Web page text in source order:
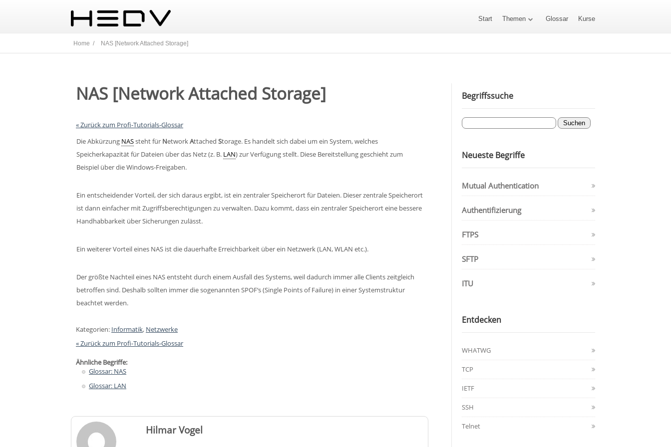
Start Themen Glossar Kurse
Home / NAS [Network Attached Storage]
NAS [Network Attached Storage]
« Zurück zum Profi-Tutorials-Glossar
Die Abkürzung NASsteht für NetworkAttached Storage. Es handelt sich dabei um ein System, welches
Speicherkapazität für Dateien über das Netz (z. B. LAN) zur Verfügung stellt. Diese Bereitstellung geschieht zum
Beispiel über die Windows-Freigaben.
Ein entscheidender Vorteil, der sich daraus ergibt, ist ein zentraler Speicherort für Dateien. Dieser zentrale Speicherort
ist dann einfacher mit Zugriffsberechtigungen zu verwalten. Dazu kommt, dass ein zentraler Speicherort eine bessere
Handhabbarkeit über Sicherungen zulässt.
Ein weiterer Vorteil eines NAS ist die dauerhafte Erreichbarkeit über ein Netzwerk (LAN, WLAN etc.).
Der größte Nachteil eines NAS entsteht durch einem Ausfall des Systems, weil dadurch immer alle Clients zeitgleich
betroffen sind. Deshalb sollten immer die sogenannten SPOF‘s (Single Points of Failure) in einer Systemstruktur
beachtet werden.
Kategorien: Informatik, Netzwerke
« Zurück zum Profi-Tutorials-Glossar
Ähnliche Begriffe:
Glossar: NAS
Glossar: LAN
Hilmar Vogel
Begriffssuche
Neueste Begriffe
Mutual Authentication
Authentifizierung
FTPS
SFTP
ITU
Entdecken
WHATWG
TCP
IETF
SSH
Telnet